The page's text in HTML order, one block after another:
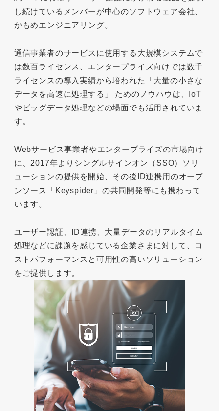
し続けているメンバーが中心のソフトウェア会社、
かもめエンジニアリング。
通信事業者のサービスに使用する大規模システムで
は数百ライセンス、エンタープライズ向けでは数千
ライセンスの導入実績から培われた「大量の小さな
データを高速に処理する」 ためのノウハウは、IoT
やビッグデータ処理などの場面でも活用されていま
す。
Webサービス事業者やエンタープライズの市場向け
に、2017年よりシングルサインオン（SSO）ソリ
ューションの提供を開始、その後ID連携用のオープ
ンソース「Keyspider」の共同開発等にも携わって
います。
ユーザー認証、ID連携、大量データのリアルタイム
処理などに課題を感じている企業さまに対して、コ
ストパフォーマンスと可用性の高いソリューション
をご提供します。